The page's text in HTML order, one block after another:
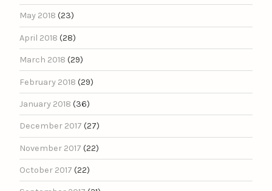
May 2018 (23)
April 2018 (28)
March 2018 (29)
February 2018 (29)
January 2018 (36)
December 2017 (27)
November 2017 (22)
October 2017 (22)